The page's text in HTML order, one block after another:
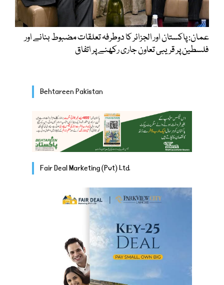
Behtareen Pakistan
Fair Deal Marketing (Pvt) Ltd.
عمان: پاکستان اور الجزائر کا دوطرفہ تعلقات مضبوط بنانے اور
فلسطین پر قریبی تعاون جاری رکھنے پر اتفاق